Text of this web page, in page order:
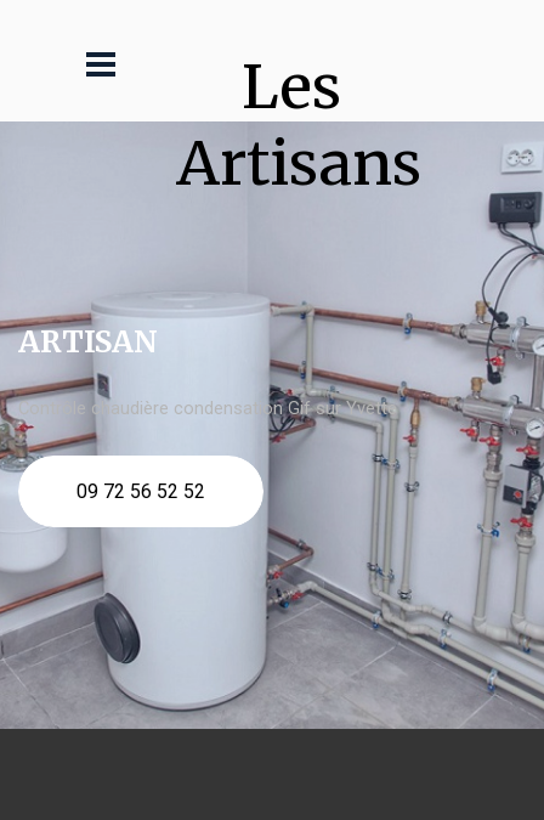
Les
Artisans
ARTISAN
Contrôle chaudière condensation Gif sur Yvette
09 72 56 52 52